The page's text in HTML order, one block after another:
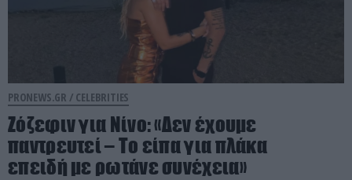
PRONEWS.GR / CELEBRITIES
Ζόζεφιν για Νίνο: «Δεν έχουμε
παντρευτεί – Το είπα για πλάκα
επειδή με ρωτάνε συνέχεια»